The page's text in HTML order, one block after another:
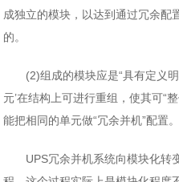
成独立的模块，以达到通过冗余配
的。
(2)组成的模块应是“具有定义
元’在结构上可进行重组，使其可“
能把相同的单元做“冗余并机”配置。
UPS冗余并机系统向模块化转